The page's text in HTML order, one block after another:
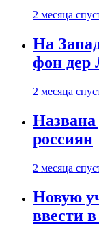
2 месяца
На
фон дер
2 месяца
россиян
2 месяца
Новую
ввести